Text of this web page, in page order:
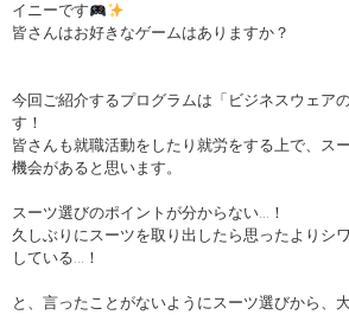
イニーです
皆さんはお好きなゲームはありますか？
今回ご紹介するプログラムは「ビジネスウェア
す！
皆さんも就職活動をしたり就労をする上で、ス
機会があると思います。
スーツ選びのポイントが分からない…！
久しぶりにスーツを取り出したら思ったよりシ
している…！
と、言ったことがないようにスーツ選びから、